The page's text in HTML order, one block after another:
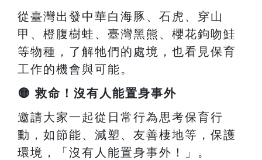
從臺灣出發中華白海豚、石虎、穿山
甲、橙腹樹蛙、臺灣黑熊、櫻花鉤吻鮭
等物種，了解牠們的處境，也看見保育
工作的機會與可能。
🟡 救命！沒有人能置身事外
邀請大家一起從日常行為思考保育行
動，如節能、減塑、友善棲地等，保護
環境，「沒有人能置身事外！」。